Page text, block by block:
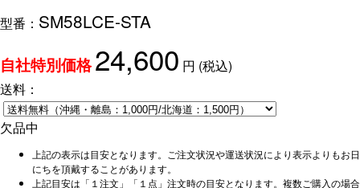
型番： SM58LCE-STA
自社特別価格 24,600 円 (税込)
送料：
欠品中
上記の表示は目安となります。ご注文状況や運送状況により表示よりもお日
にちを頂戴することがあります。
上記目安は「１注文」「１点」注文時の目安となります。複数ご購入の場合